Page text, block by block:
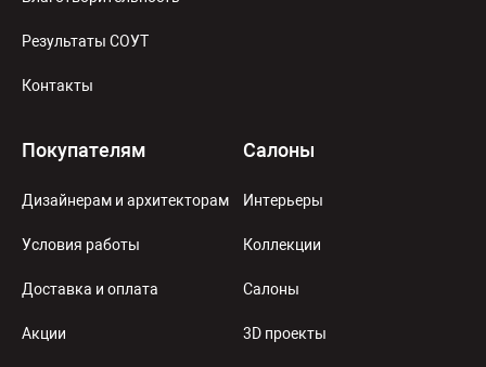
Результаты СОУТ
Контакты
Покупателям
Дизайнерам и архитекторам
Условия работы
Доставка и оплата
Акции
Салоны
Интерьеры
Коллекции
Салоны
3D проекты